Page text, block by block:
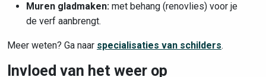
Muren gladmaken: met behang (renovlies) voor je
de verf aanbrengt.
Meer weten? Ga naar specialisaties van schilders.
Invloed van het weer op